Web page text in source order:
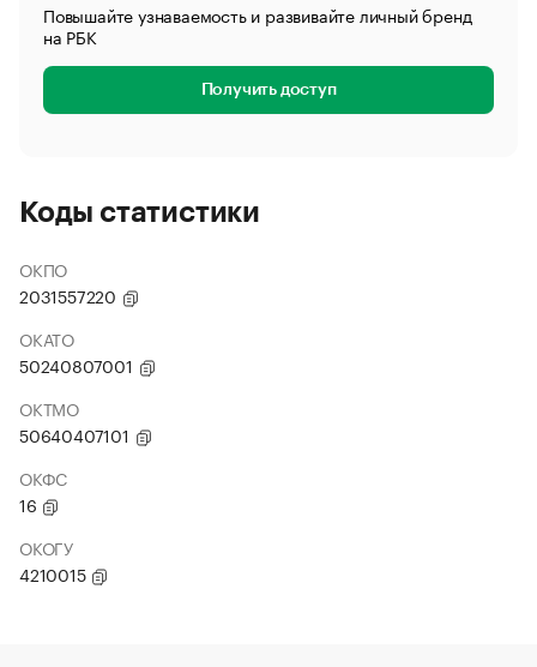
Повышайте узнаваемость и развивайте личный бренд
на РБК
Получить доступ
Коды статистики
ОКПО
2031557220
ОКАТО
50240807001
ОКТМО
50640407101
ОКФС
16
ОКОГУ
4210015